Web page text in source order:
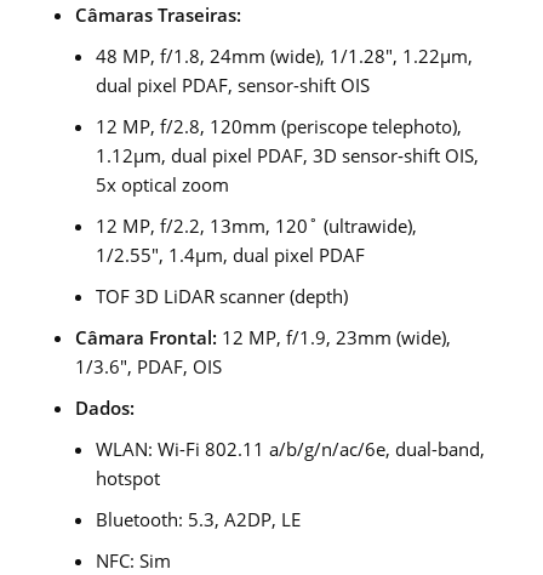
Câmaras Traseiras:
48 MP, f/1.8, 24mm (wide), 1/1.28″, 1.22µm,
dual pixel PDAF, sensor-shift OIS
12 MP, f/2.8, 120mm (periscope telephoto),
1.12µm, dual pixel PDAF, 3D sensor‑shift OIS,
5x optical zoom
12 MP, f/2.2, 13mm, 120˚ (ultrawide),
1/2.55″, 1.4µm, dual pixel PDAF
TOF 3D LiDAR scanner (depth)
Câmara Frontal: 12 MP, f/1.9, 23mm (wide),
1/3.6″, PDAF, OIS
Dados:
WLAN: Wi-Fi 802.11 a/b/g/n/ac/6e, dual-band,
hotspot
Bluetooth: 5.3, A2DP, LE
NFC: Sim